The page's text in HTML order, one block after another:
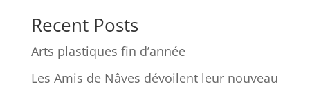
Recent Posts
Arts plastiques fin d’année
Les Amis de Nâves dévoilent leur nouveau